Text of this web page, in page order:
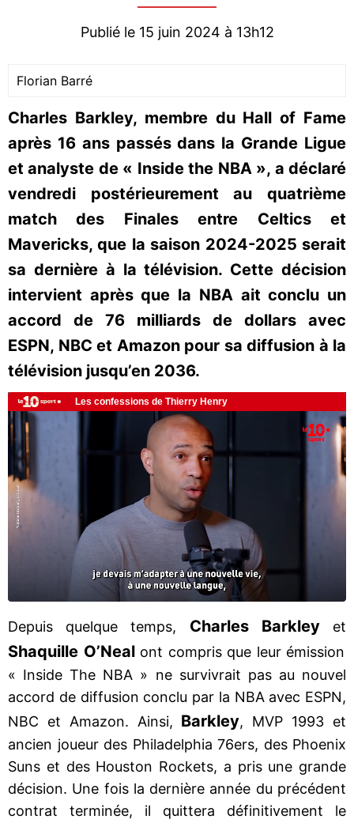
Publié le 15 juin 2024 à 13h12
Florian Barré
Charles Barkley, membre du Hall of Fame
après 16 ans passés dans la Grande Ligue
et analyste de « Inside the NBA », a déclaré
vendredi postérieurement au quatrième
match des Finales entre Celtics et
Mavericks, que la saison 2024-2025 serait
sa dernière à la télévision. Cette décision
intervient après que la NBA ait conclu un
accord de 76 milliards de dollars avec
ESPN, NBC et Amazon pour sa diffusion à la
télévision jusqu’en 2036.
Depuis quelque temps, Charles Barkley et
Shaquille O’Nealont compris que leur émission
« Inside The NBA » ne survivrait pas au nouvel
accord de diffusion conclu par la NBA avec ESPN,
NBC et Amazon. Ainsi, Barkley, MVP 1993 et
ancien joueur des Philadelphia 76ers, des Phoenix
Suns et des Houston Rockets, a pris une grande
décision. Une fois la dernière année du précédent
contrat terminée, il quittera définitivement le